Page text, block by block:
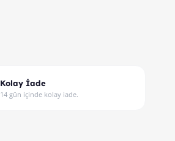
Kolay İade
14 gün içinde kolay iade.